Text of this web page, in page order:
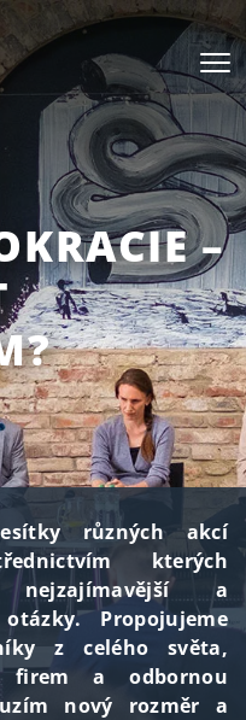
–
různých akcí
kterých
nejzajímavější a
Propojujeme
z celého světa,
firem a odbornou
nový rozměr a